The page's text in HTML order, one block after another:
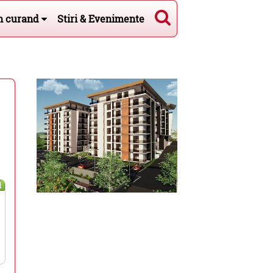
curand Stiri & Evenimente